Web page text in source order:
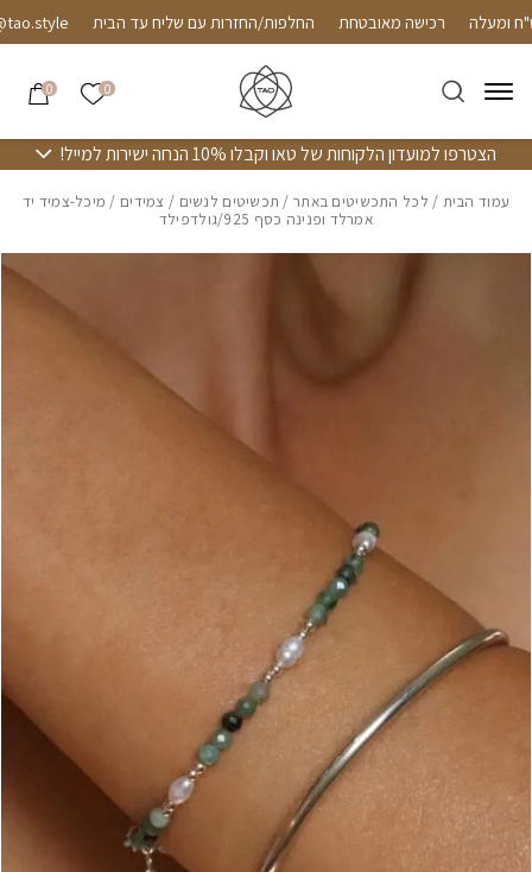
Skip to Content רכישה מאובטחת החלפות/החזרות עם שליח עד הבית
0 הרשימה
0
הצטרפו למועדון הלקוחות של טאו וקבלו 10% הנחה ישירות למייל!
עמוד הבית / לכל התכשיטים באתר/ תכשיטים לנשים / צמידים / מיכל-צמיד יד
אמרלד ופנינה כסף 925/גולדפילד
בחזרה למעלה